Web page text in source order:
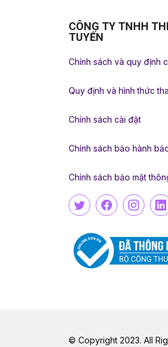
CÔNG TY TNHH
TUYẾN
Chính sách và quy định
Quy định và hình thức
Chính sách cài đặt
Chính sách bảo hành
Chính sách bảo mật
© Copyright 2023. All